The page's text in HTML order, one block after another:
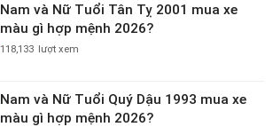
Nam và Nữ Tuổi Tân Tỵ 2001 mua xe
màu gì hợp mệnh 2026?
118,133 lượt xem
Nam và Nữ Tuổi Quý Dậu 1993 mua xe
màu gì hợp mệnh 2026?